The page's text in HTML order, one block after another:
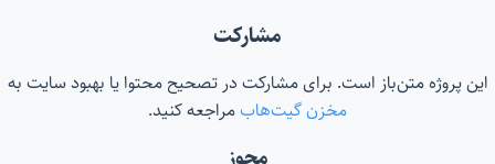
مشارکت
این پروژه متن‌باز است. برای مشارکت در تصحیح محتوا یا بهبود سایت به
مخزن گیت‌هابمراجعه کنید.